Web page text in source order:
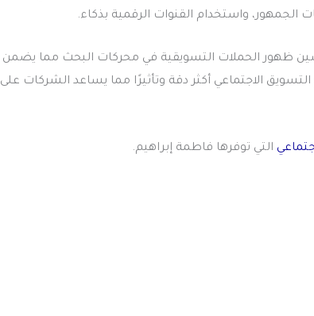
الجمهور، واستخدام القنوات الرقمية بذكاء.
ظهور الحملات التسويقية في محركات البحث مما يضمن
الاجتماعي أكثر دقة وتأثيرًا مما يساعد الشركات على
التي توفرها فاطمة إبراهيم.